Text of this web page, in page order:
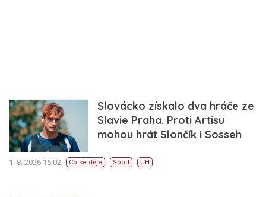
Slovácko získalo dva hráče ze
Slavie Praha. Proti Artisu
mohou hrát Slončík i Sosseh
1. 8. 2026 15:02 Co se děje Sport UH